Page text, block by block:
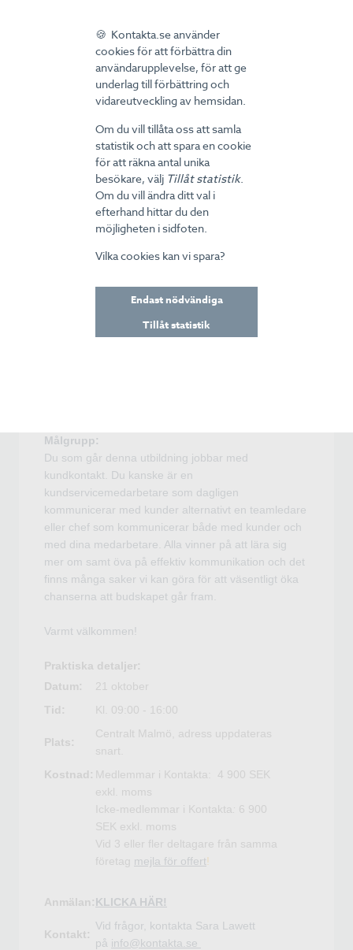
- De vanligaste kommunikationspreferenserna och
hur du når fram till dem.
- 5 vanor för att kunna ge professionell service med
wowkänsla och samtidigt vara effektiv.
- Vinnande muntlig kommunikation och vilka delar
som behöver vara med.
- Vinnande skriftlig kommunikation och vilka delar
som behöver vara med.
- Ord och meningar att använda och att undvika.
- Hur du strukturerar information i skrift för maximal
- Vanliga misstag, krockar och fallgropar att undvika.
- Att känna igen och anpassa dig till olika
kommunikationsstilar.
- Att nå fram till flera kommunikationsstilar samtidigt.
- Att paketera negativa budskap positivt.
Målgrupp:
Du som går denna utbildning jobbar med
kundkontakt. Du kanske är en
kundservicemedarbetare som dagligen
kommunicerar med kunder alternativt en teamledare
eller chef som kommunicerar både med kunder och
med dina medarbetare. Alla vinner på att lära sig
mer om samt öva på effektiv kommunikation och det
finns många saker vi kan göra för att väsentligt öka
chanserna att budskapet går fram.
Varmt välkommen!
Praktiska detaljer:
Datum:
21 oktober
Tid:
Kl. 09:00 - 16:00
Plats:
Centralt Malmö, adress uppdateras
snart.
Kostnad: Medlemmar i Kontakta:
4 900 SEK
exkl. moms
Icke-medlemmar i Kontakta : 6 900
SEK exkl. moms
Vid 3 eller fler deltagare från samma
företag mejla för offert!
Anmälan:KLICKA HÄR!
Kontakt:
Vid frågor, kontakta Sara Lawett
på info@kontakta.se
🍪 Kontakta.se använder
cookies för att förbättra din
användarupplevelse, för att ge
underlag till förbättring och
vidareutveckling av hemsidan.
Om du vill tillåta oss att samla
statistik och att spara en cookie
för att räkna antal unika
besökare, välj Tillåt statistik.
Om du vill ändra ditt val i
efterhand hittar du den
möjligheten i sidfoten.
Vilka cookies kan vi spara?
Endast nödvändiga
Tillåt statistik